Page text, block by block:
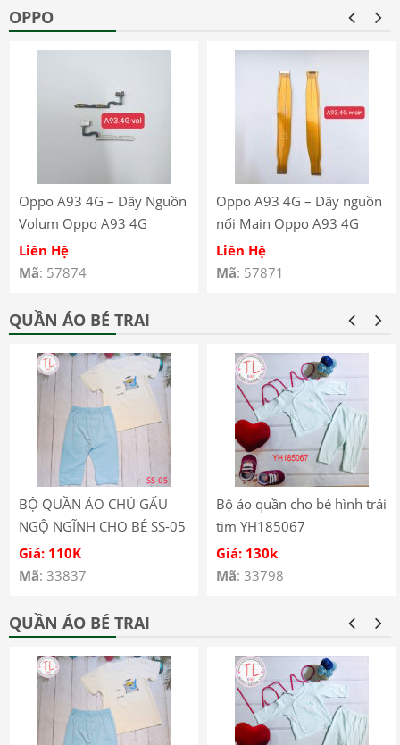
OPPO
Oppo A93 4G – Dây Nguồn
Volum Oppo A93 4G
CPH2121 CPH2123
Liên Hệ
Mã: 57874
Oppo A93 4G – Dây nguồn
nối Main Oppo A93 4G
CPH2121 CPH2123
Liên Hệ
Mã: 57871
QUẦN ÁO BÉ TRAI
BỘ QUẦN ÁO CHÚ GẤU
NGỘ NGĨNH CHO BÉ SS-05
Giá: 110K
Mã: 33837
Bộ áo quần cho bé hình trái
tim YH185067
Giá: 130k
Mã: 33798
QUẦN ÁO BÉ TRAI